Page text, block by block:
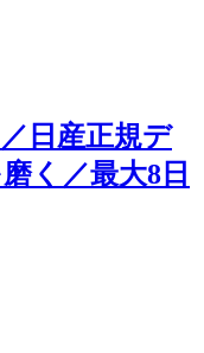
日産正規デ
く／最大8日